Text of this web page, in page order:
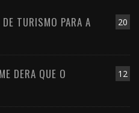
20
TURISMO PARA A
12
DERA QUE O